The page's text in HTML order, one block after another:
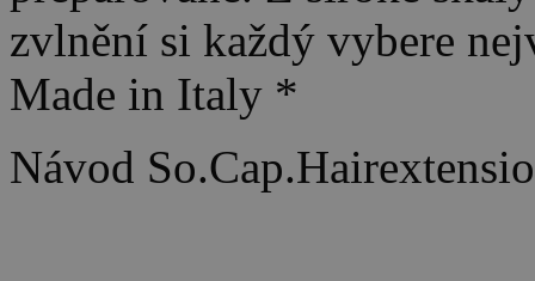
zvlnění si každý vybere
Made in Italy *
Návod